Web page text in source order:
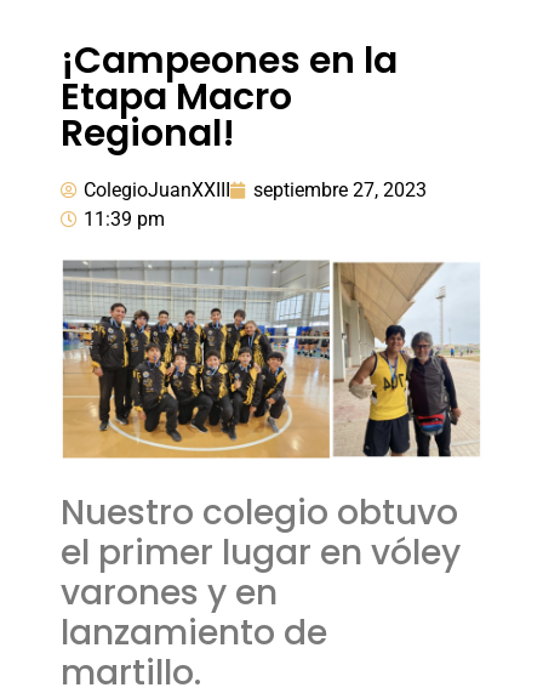
¡Campeones en la
Etapa Macro
Regional!
ColegioJuanXXIII
septiembre 27, 2023
11:39 pm
Nuestro colegio obtuvo
el primer lugar en vóley
varones y en
lanzamiento de
martillo.